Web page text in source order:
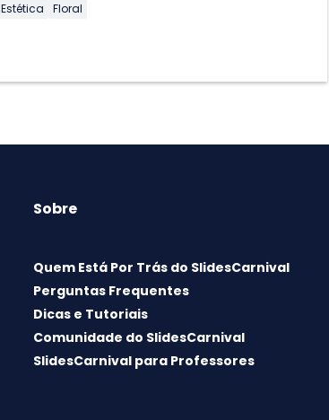
Estética Floral
Sobre
Quem Está Por Trás do SlidesCarnival
Perguntas Frequentes
Dicas e Tutoriais
Comunidade do SlidesCarnival
SlidesCarnival para Professores